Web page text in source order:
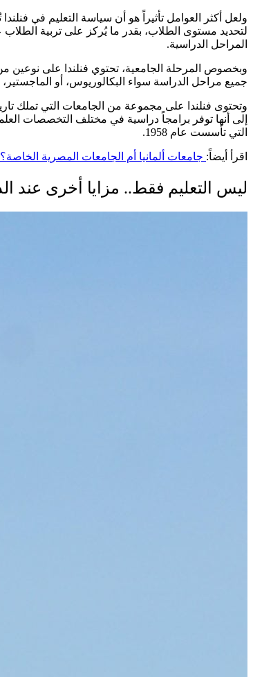
ولعل أكثر العوامل تأثيراً هو أن سياسة التعليم في
لتحديد مستوى الطلاب، بقدر ما يُركز على تربية الطلاب
المراحل الدراسية.
جميع مراحل الدراسة سواء البكالوريوس، أو الماجستير،
وتحتوى فنلندا على مجموعة من الجامعات التي تملك
إلى أنها توفر برامجاً دراسية في مختلف التخصصات
التي تأسست عام 1958.
اقرأ أيضاً: جامعات ألمانيا أم الجامعات المصرية
ليس التعليم فقط.. مزايا أخرى عند